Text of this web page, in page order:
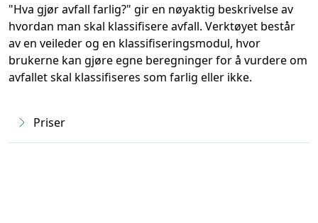
"Hva gjør avfall farlig?" gir en nøyaktig beskrivelse av
hvordan man skal klassifisere avfall. Verktøyet består
av en veileder og en klassifiseringsmodul, hvor
brukerne kan gjøre egne beregninger for å vurdere om
avfallet skal klassifiseres som farlig eller ikke.
Priser